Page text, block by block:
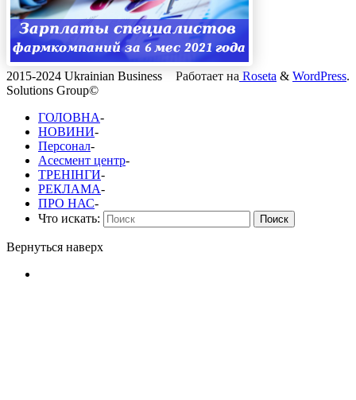
Работает на Roseta & WordPress.
2015-2024 Ukrainian Business
Solutions Group©
ГОЛОВНА-
НОВИНИ-
Персонал-
Асесмент центр-
ТРЕНІНГИ-
РЕКЛАМА-
ПРО НАС-
Что искать:
Поиск
Вернуться наверх